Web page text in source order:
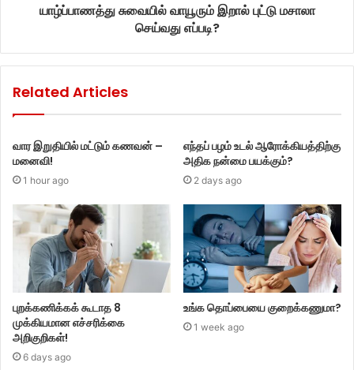
யாழ்ப்பாணத்து சுவையில் வாயூரும் இறால் புட்டு மசாலா
செய்வது எப்படி?
Related Articles
வார இறுதியில் மட்டும் கணவன் –
மனைவி!
1 hour ago
எந்தப் பழம் உடல் ஆரோக்கியத்திற்கு
அதிக நன்மை பயக்கும்?
2 days ago
புறக்கணிக்கக் கூடாத 8
முக்கியமான எச்சரிக்கை
அறிகுறிகள்!
6 days ago
உங்க தொப்பையை குறைக்கணுமா?
1 week ago